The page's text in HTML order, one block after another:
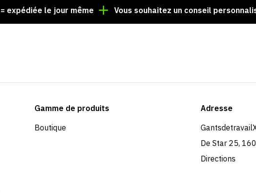
le jour même Vous souhaitez un conseil personnalisé ?
Gamme de produits
Boutique
Adresse
De Star 25,
Directions